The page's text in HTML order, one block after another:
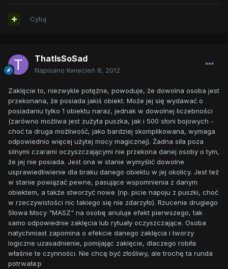
Cytuj
ThatIsSoSad
Napisano Kwiecień 8, 2012
Zaklęcie to, niezwykle potężne, powoduje, że dowolna osoba jest
przekonana, że posiada jakiś obiekt. Może jej się wydawać o
posiadaniu tylko 1 obiektu naraz, jednak w dowolnej liczebności
(zarówno możliwa jest zużyta puszka, jak i 500 słoni bojowych -
choć ta druga możliwość, jako bardziej skomplikowana, wymaga
odpowiednio więcej użytej mocy magicznej). Żadna siła poza
silnymi czarami oczyszczającymi nie przekona danej osoby o tym,
że jej nie posiada. Jest ona w stanie wymyślić dowolne
usprawiedliwienie dla braku danego obiektu w jej okolicy. Jest też
w stanie powiązać pewne, pasujące wspomnienia z danym
obiektem, a także stworzyć nowe (np. picie napoju z puszki, choć
w rzeczywistości nic takiego się nie zdarzyło). Rzucenie drugiego
Słowa Mocy "MASZ" na osobę anuluje efekt pierwszego, tak
samo odpowiednie zaklęcia lub rytuały oczyszczające. Osoba
natychmiast zapomina o efekcie danego zaklęcia i tworzy
logiczne uzasadnienie, pomijając zaklęcie, dlaczego robiła
właśnie te czynności. Nie chcę być złośliwy, ale trochę ta runda
potrwała:p